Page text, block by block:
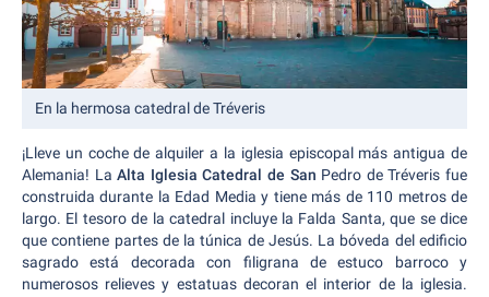
En la hermosa catedral de Tréveris
¡Lleve un coche de alquiler a la iglesia episcopal más antigua de
Alemania! LaAlta Iglesia Catedral de San Pedro de Tréveris fue
construida durante la Edad Media y tiene más de 110 metros de
largo. El tesoro de la catedral incluye la Falda Santa, que se dice
que contiene partes de la túnica de Jesús. La bóveda del edificio
sagrado está decorada con filigrana de estuco barroco y
numerosos relieves y estatuas decoran el interior de la iglesia.